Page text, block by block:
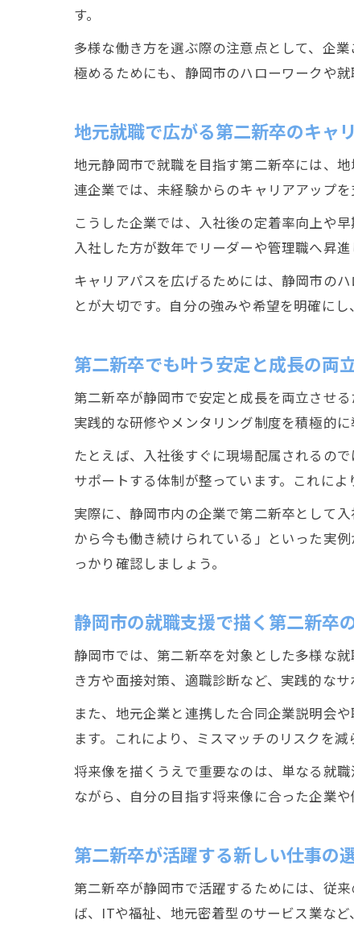
す。
多様な働き方を選ぶ際の注意点として、企
極めるためにも、静岡市のハローワークや就
地元就職で広がる第二新卒のキャ
地元静岡市で就職を目指す第二新卒には、
連企業では、未経験からのキャリアアップ
こうした企業では、入社後の定着率向上や
入社した方が数年でリーダーや管理職へ昇
キャリアパスを広げるためには、静岡市の
とが大切です。自分の強みや希望を明確に
第二新卒でも叶う安定と成長の両
第二新卒が静岡市で安定と成長を両立させ
実践的な研修やメンタリング制度を積極的に
たとえば、入社後すぐに現場配属されるの
サポートする体制が整っています。これに
実際に、静岡市内の企業で第二新卒として
から今も働き続けられている」といった実
っかり確認しましょう。
静岡市の就職支援で描く第二新卒
静岡市では、第二新卒を対象とした多様な
き方や面接対策、適職診断など、実践的なサ
また、地元企業と連携した合同企業説明会
ます。これにより、ミスマッチのリスクを
将来像を描くうえで重要なのは、単なる就
ながら、自分の目指す将来像に合った企業や
第二新卒が活躍する新しい仕事の
第二新卒が静岡市で活躍するためには、従
ば、ITや福祉、地元密着型のサービス業な